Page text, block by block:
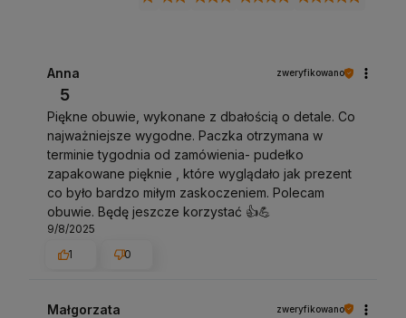
Anna zweryfikowano
5
Piękne obuwie, wykonane z dbałością o detale. Co
najważniejsze wygodne. Paczka otrzymana w
terminie tygodnia od zamówienia- pudełko
zapakowane pięknie , które wyglądało jak prezent
co było bardzo miłym zaskoczeniem. Polecam
obuwie. Będę jeszcze korzystać 👍️💪
9/8/2025
1
0
Małgorzata zweryfikowano